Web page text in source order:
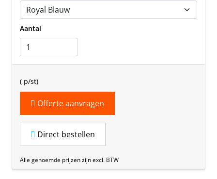
Aantal
( p/st)
Offerte aanvragen
Direct bestellen
Alle genoemde prijzen zijn excl. BTW